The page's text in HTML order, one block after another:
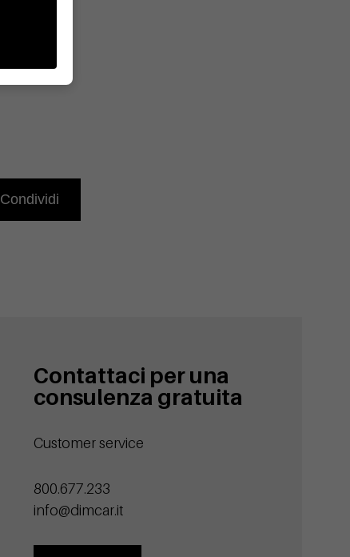
Condividi
Contattaci per una
consulenza gratuita
Customer service
800.677.233
info@dimcar.it